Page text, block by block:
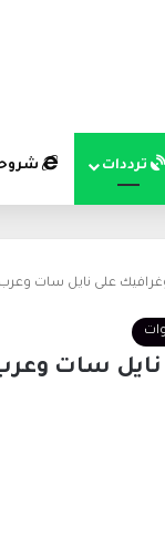
ترددات
على نايل سات
نايل سات